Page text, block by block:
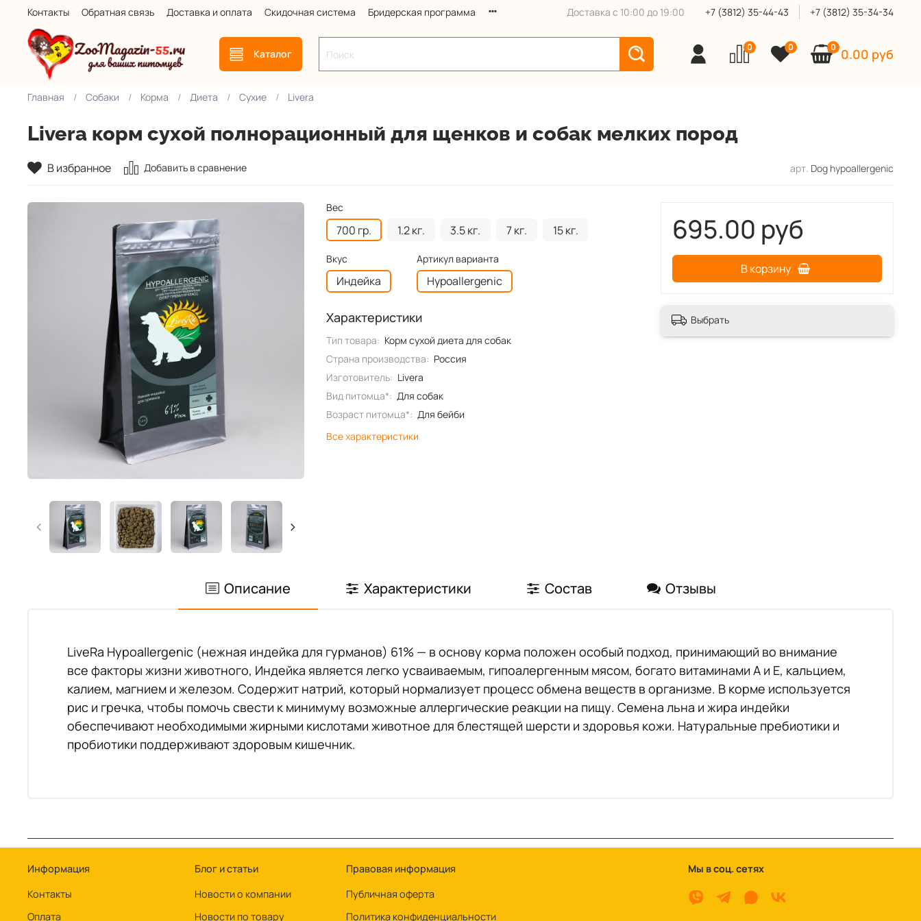
Контакты Обратная связь Доставка и оплата Скидочная система Бридерская программа Доставка с 10:00 до 19:00 +7 (3812) 35-44-43 +7 (3812) 35-34-34
Каталог
0 0 0 0.00 руб
Главная Собаки Корма Диета Сухие Livera
Livera корм сухой полнорационный для щенков и собак мелких пород
В избранное Добавить в сравнение арт. Dog hypoallergenic
Вес
700 гр. 1.2 кг. 3.5 кг. 7 кг. 15 кг.
Вкус
Индейка
Артикул варианта
Hypoallergenic
Характеристики
Тип товара: Корм сухой диета для собак
Страна производства: Россия
Изготовитель: Livera
Вид питомца*: Для собак
Возраст питомца*: Для бейби
Все характеристики
695.00 руб
В корзину
Выбрать
Описание Характеристики Состав Отзывы
LiveRa Hypoallergenic (нежная индейка для гурманов) 61% — в основу корма положен особый подход, принимающий во внимание
все факторы жизни животного, Индейка является легко усваиваемым, гипоалергенным мясом, богато витаминами А и Е, кальцием,
калием, магнием и железом. Содержит натрий, который нормализует процесс обмена веществ в организме. В корме используется
рис и гречка, чтобы помочь свести к минимуму возможные аллергические реакции на пищу. Семена льна и жира индейки
обеспечивают необходимыми жирными кислотами животное для блестящей шерсти и здоровья кожи. Натуральные пребиотики и
пробиотики поддерживают здоровым кишечник.
Информация
Контакты
Оплата
Блог и статьи
Новости о компании
Новости по товару
Правовая информация
Публичная оферта
Политика конфиденциальности
Мы в соц. сетях